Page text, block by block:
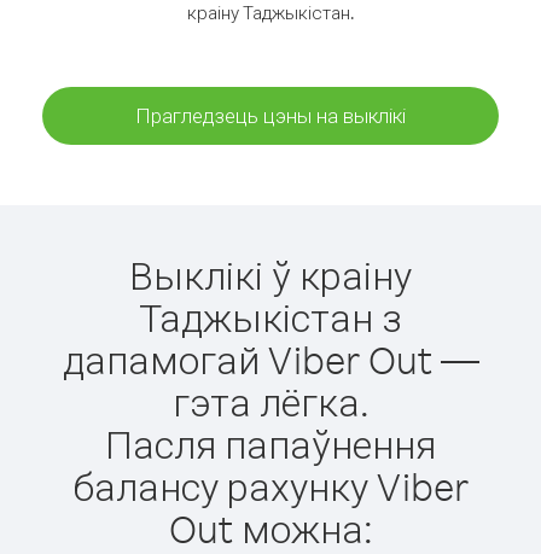
краіну Таджыкістан.
Прагледзець цэны на выклікі
Выклікі ў краіну
Таджыкістан з
дапамогай Viber Out —
гэта лёгка.
Пасля папаўнення
балансу рахунку Viber
Out можна: